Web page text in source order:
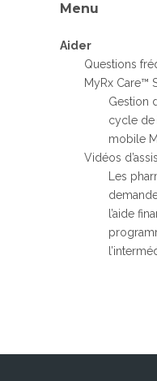
Menu
Aider
Questions
MyRx Care™
Gestion
cycle de
mobile
Vidéos
Les
l’aide